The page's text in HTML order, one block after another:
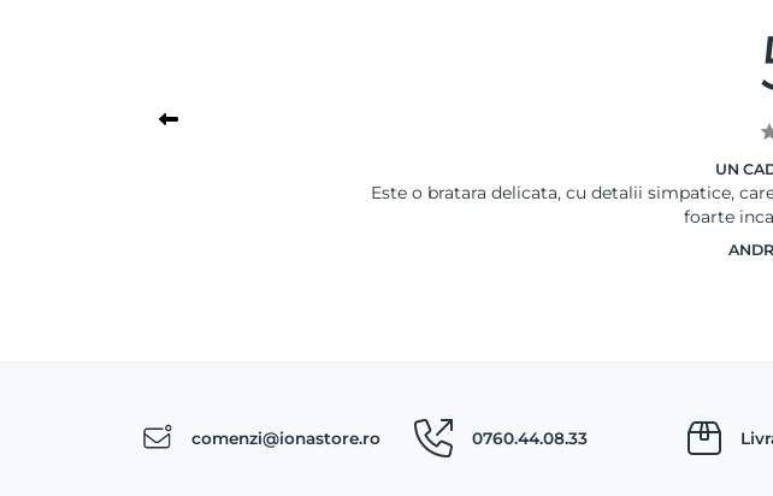
UN
Este o bratara delicata, cu detalii simpatice,
foarte
comenzi@ionastore.ro 0760.44.08.33